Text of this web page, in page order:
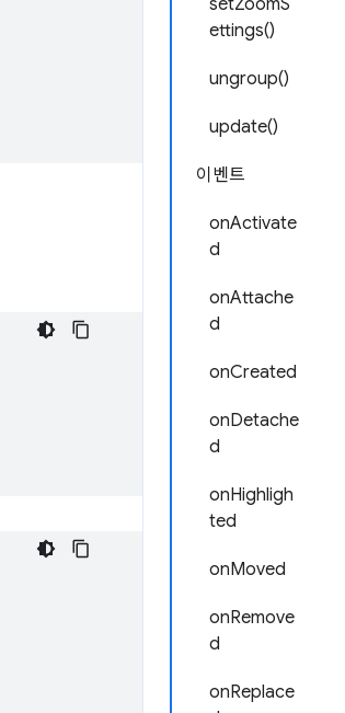
setZoomS
ettings()
ungroup()
update()
이벤트
onActivate
d
onAttache
d
onCreated
onDetache
d
onHighligh
ted
onMoved
onRemove
d
onReplace